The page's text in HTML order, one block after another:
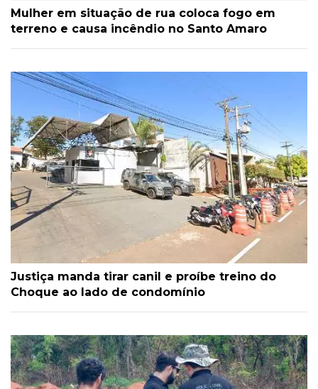
Mulher em situação de rua coloca fogo em
terreno e causa incêndio no Santo Amaro
Justiça manda tirar canil e proíbe treino do
Choque ao lado de condomínio